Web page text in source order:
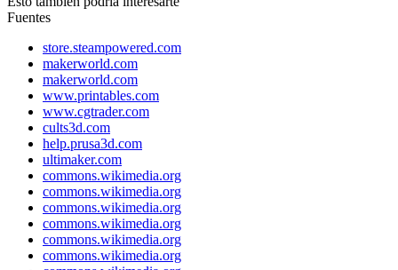
Fuentes
store.steampowered.com
makerworld.com
makerworld.com
www.printables.com
www.cgtrader.com
cults3d.com
help.prusa3d.com
ultimaker.com
commons.wikimedia.org
commons.wikimedia.org
commons.wikimedia.org
commons.wikimedia.org
commons.wikimedia.org
commons.wikimedia.org